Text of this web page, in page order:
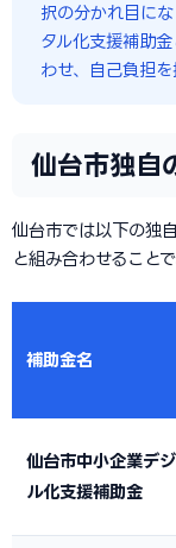
択の分かれ目に
タル化支援補助
わせ、自己負担を
仙台市独自
仙台市では以下の独
と組み合わせること
補助金名
仙台市中小企業デ
ル化支援補助金